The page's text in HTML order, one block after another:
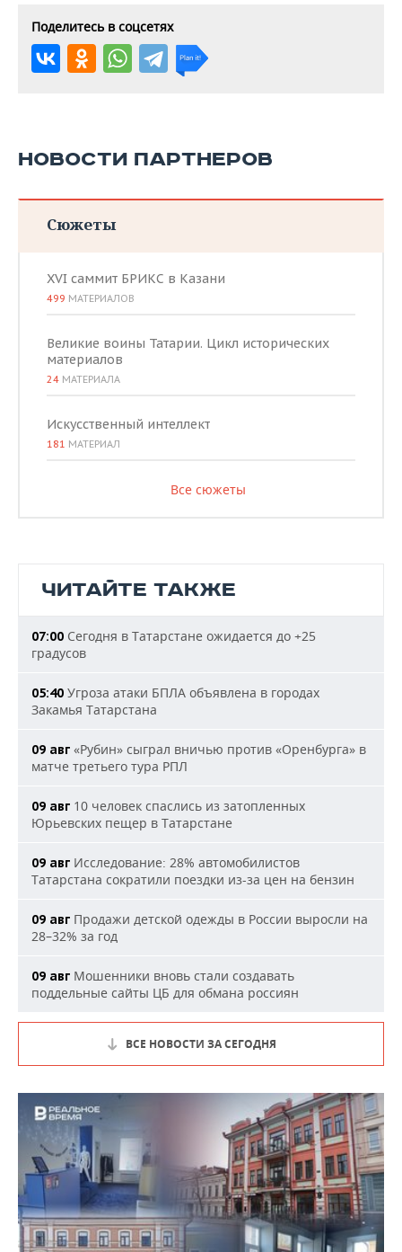
Поделитесь в соцсетях
НОВОСТИ ПАРТНЕРОВ
Сюжеты
XVI саммит БРИКС в Казани
499 МАТЕРИАЛОВ
Великие воины Татарии. Цикл исторических
материалов
24 МАТЕРИАЛА
Искусственный интеллект
181 МАТЕРИАЛ
Все сюжеты
ЧИТАЙТЕ ТАКЖЕ
07:00 Сегодня в Татарстане ожидается до +25
градусов
05:40 Угроза атаки БПЛА объявлена в городах
Закамья Татарстана
09 авг «Рубин» сыграл вничью против «Оренбурга» в
матче третьего тура РПЛ
09 авг 10 человек спаслись из затопленных
Юрьевских пещер в Татарстане
09 авг Исследование: 28% автомобилистов
Татарстана сократили поездки из-за цен на бензин
09 авг Продажи детской одежды в России выросли на
28–32% за год
09 авг Мошенники вновь стали создавать
поддельные сайты ЦБ для обмана россиян
ВСЕ НОВОСТИ ЗА СЕГОДНЯ